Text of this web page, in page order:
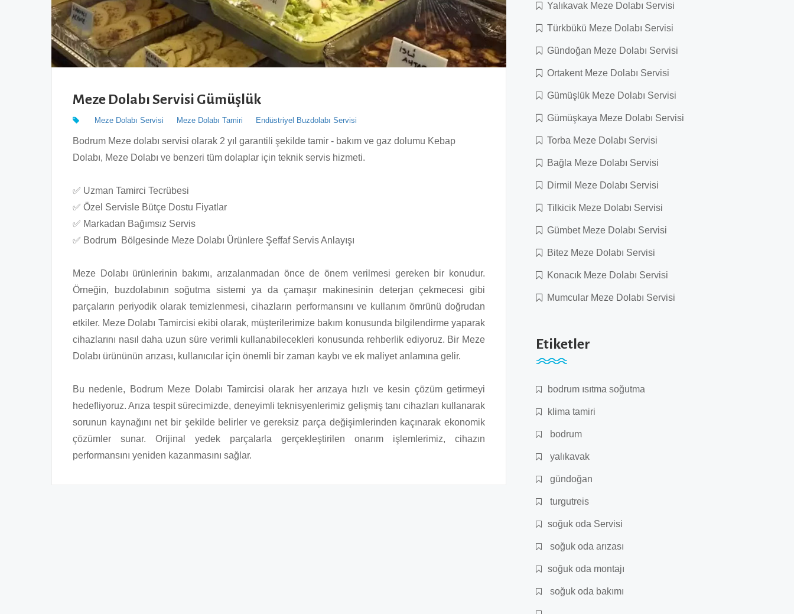
Meze Dolabı Servisi Gümüşlük
Meze Dolabı Servisi Meze Dolabı Tamiri Endüstriyel Buzdolabı Servisi
Bodrum Meze dolabı servisi olarak 2 yıl garantili şekilde tamir - bakım ve gaz dolumu Kebap
Dolabı, Meze Dolabı ve benzeri tüm dolaplar için teknik servis hizmeti.
✅ Uzman Tamirci Tecrübesi
✅ Özel Servisle Bütçe Dostu Fiyatlar
✅ Markadan Bağımsız Servis
✅ Bodrum Bölgesinde Meze Dolabı Ürünlere Şeffaf Servis Anlayışı
Meze Dolabı ürünlerinin bakımı, arızalanmadan önce de önem verilmesi gereken bir konudur.
Örneğin, buzdolabının soğutma sistemi ya da çamaşır makinesinin deterjan çekmecesi gibi
parçaların periyodik olarak temizlenmesi, cihazların performansını ve kullanım ömrünü doğrudan
etkiler. Meze Dolabı Tamircisi ekibi olarak, müşterilerimize bakım konusunda bilgilendirme yaparak
cihazlarını nasıl daha uzun süre verimli kullanabilecekleri konusunda rehberlik ediyoruz. Bir Meze
Dolabı ürününün arızası, kullanıcılar için önemli bir zaman kaybı ve ek maliyet anlamına gelir.
Bu nedenle, Bodrum Meze Dolabı Tamircisi olarak her arızaya hızlı ve kesin çözüm getirmeyi
hedefliyoruz. Arıza tespit sürecimizde, deneyimli teknisyenlerimiz gelişmiş tanı cihazları kullanarak
sorunun kaynağını net bir şekilde belirler ve gereksiz parça değişimlerinden kaçınarak ekonomik
çözümler sunar. Orijinal yedek parçalarla gerçekleştirilen onarım işlemlerimiz, cihazın
performansını yeniden kazanmasını sağlar.
Yalıkavak Meze Dolabı Servisi
Türkbükü Meze Dolabı Servisi
Gündoğan Meze Dolabı Servisi
Ortakent Meze Dolabı Servisi
Gümüşlük Meze Dolabı Servisi
Gümüşkaya Meze Dolabı Servisi
Torba Meze Dolabı Servisi
Bağla Meze Dolabı Servisi
Dirmil Meze Dolabı Servisi
Tilkicik Meze Dolabı Servisi
Gümbet Meze Dolabı Servisi
Bitez Meze Dolabı Servisi
Konacık Meze Dolabı Servisi
Mumcular Meze Dolabı Servisi
Etiketler
bodrum ısıtma soğutma
klima tamiri
bodrum
yalıkavak
gündoğan
turgutreis
soğuk oda Servisi
soğuk oda arızası
soğuk oda montajı
soğuk oda bakımı